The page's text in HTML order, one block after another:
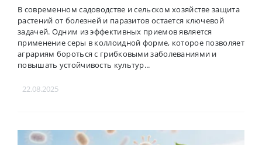
В современном садоводстве и сельском хозяйстве защита
растений от болезней и паразитов остается ключевой
задачей. Одним из эффективных приемов является
применение серы в коллоидной форме, которое позволяет
аграриям бороться с грибковыми заболеваниями и
повышать устойчивость культур...
22.08.2025